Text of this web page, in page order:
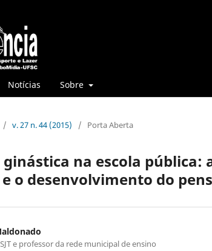
Notícias Sobre
/ v. 27 n. 44 (2015) / Porta Aberta
ginástica na escola pública:
o desenvolvimento do
e professor da rede municipal de ensino